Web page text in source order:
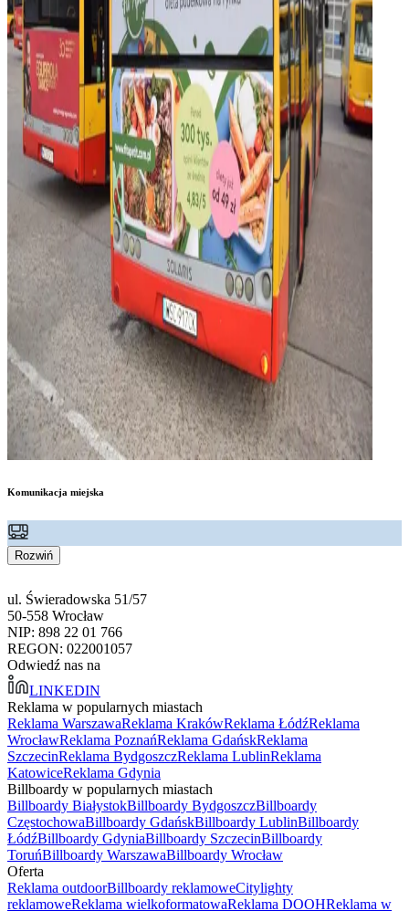
Komunikacja miejska
Rozwiń
ul. Świeradowska 51/57
50-558 Wrocław
NIP: 898 22 01 766
REGON: 022001057
Odwiedź nas na
LINKEDIN
Reklama w popularnych miastach
Reklama WarszawaReklama KrakówReklama ŁódźReklama
WrocławReklama PoznańReklama GdańskReklama
SzczecinReklama BydgoszczReklama LublinReklama
KatowiceReklama Gdynia
Billboardy w popularnych miastach
Billboardy BiałystokBillboardy BydgoszczBillboardy
CzęstochowaBillboardy GdańskBillboardy LublinBillboardy
ŁódźBillboardy GdyniaBillboardy SzczecinBillboardy
ToruńBillboardy WarszawaBillboardy Wrocław
Oferta
Reklama outdoorBillboardy reklamoweCitylighty
reklamoweReklama wielkoformatowaReklama DOOHReklama w